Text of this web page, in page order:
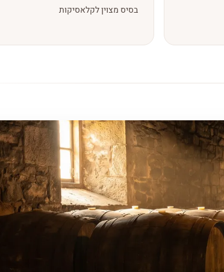
בסיס מצוין לקלאסיקות